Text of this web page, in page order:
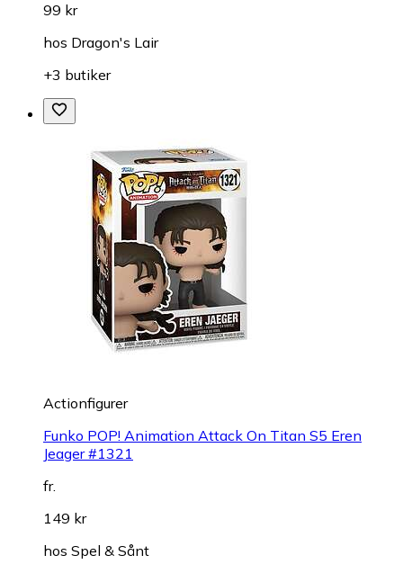
99 kr
hos Dragon's Lair
+3 butiker
Actionfigurer
Funko POP! Animation Attack On Titan S5 Eren
Jeager #1321
fr.
149 kr
hos Spel & Sånt